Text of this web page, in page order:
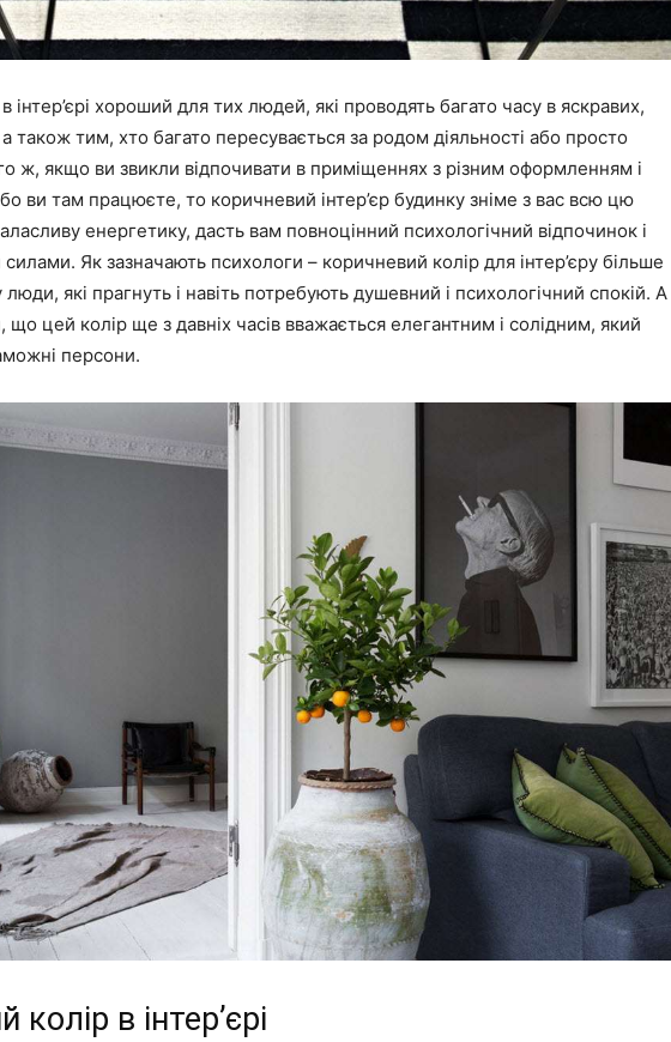
інтер’єрі хороший для тих людей, які проводять багато часу в яскравих,
також тим, хто багато пересувається за родом діяльності або просто
ж, якщо ви звикли відпочивати в приміщеннях з різним оформленням і
ви там працюєте, то коричневий інтер’єр будинку зніме з вас всю цю
енергетику, дасть вам повноцінний психологічний відпочинок і
Як зазначають психологи – коричневий колір для інтер’єру більше
люди, які прагнуть і навіть потребують душевний і психологічний спокій. А
що цей колір ще з давніх часів вважається елегантним і солідним, який
персони.
в інтер’єрі